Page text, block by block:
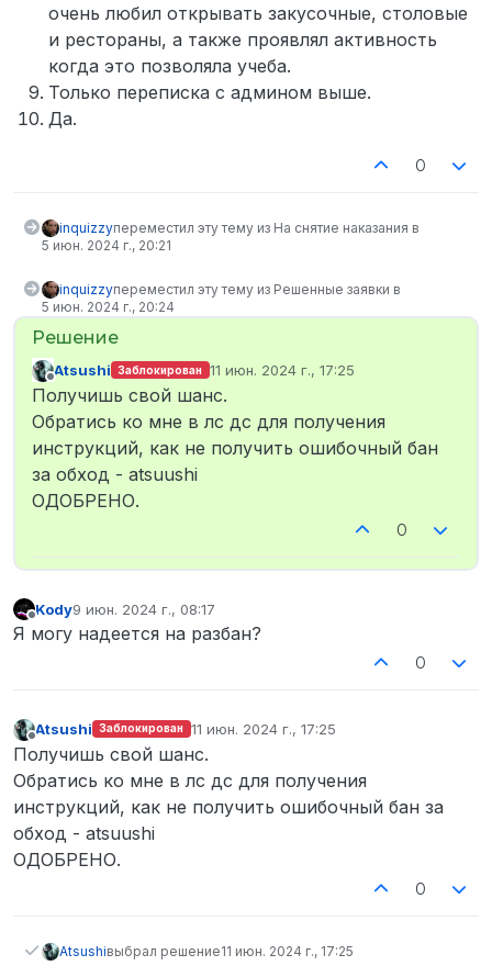
очень любил открывать закусочные, столовые
и рестораны, а также проявлял активность
когда это позволяла учеба.
Только переписка с админом выше.
Да.
0
inquizzyпереместил эту тему из На снятие наказания в
5 июн. 2024 г., 20:21
inquizzyпереместил эту тему из Решенные заявки в
5 июн. 2024 г., 20:24
Не в сети
Atsushi Заблокирован 11 июн. 2024 г., 17:25
отредактировано
Получишь свой шанс.
Обратись ко мне в лс дс для получения
инструкций, как не получить ошибочный бан
за обход - atsuushi
ОДОБРЕНО.
0
Kody9 июн. 2024 г., 08:17
отредактировано
Я могу надеется на разбан?
0
Atsushi Заблокирован 11 июн. 2024 г., 17:25
отредактировано
Получишь свой шанс.
Обратись ко мне в лс дс для получения
инструкций, как не получить ошибочный бан за
обход - atsuushi
ОДОБРЕНО.
0
Atsushiвыбрал решение11 июн. 2024 г., 17:25